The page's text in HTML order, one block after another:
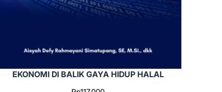
EKONOMI DI BALIK GAYA HIDUP HALAL